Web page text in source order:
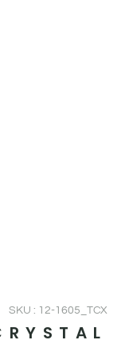
SKU : 12-1605_TCX